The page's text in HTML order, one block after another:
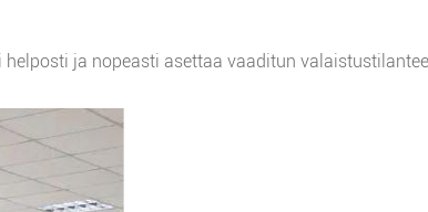
ja nopeasti asettaa vaaditun